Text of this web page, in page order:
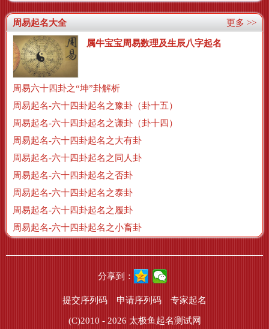
更多 >>
周易起名大全
属牛宝宝周易数理及生辰八字起名
周易六十四卦之“坤”卦解析
周易起名-六十四卦起名之豫卦（卦十五）
周易起名-六十四卦起名之谦卦（卦十四）
周易起名-六十四卦起名之大有卦
周易起名-六十四卦起名之同人卦
周易起名-六十四卦起名之否卦
周易起名-六十四卦起名之泰卦
周易起名-六十四卦起名之履卦
周易起名-六十四卦起名之小畜卦
分享到：
提交序列码 申请序列码 专家起名
(C)2010 - 2026 太极鱼起名测试网